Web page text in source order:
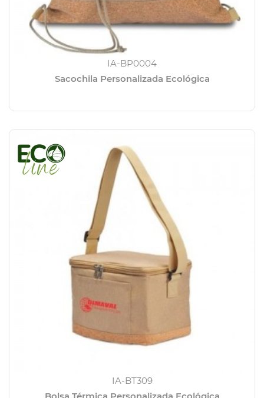
IA-BP0004
Sacochila Personalizada Ecológica
IA-BT309